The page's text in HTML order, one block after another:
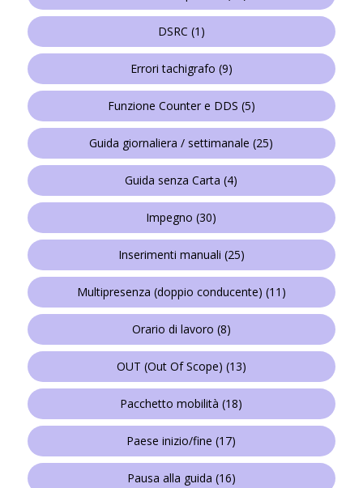
DSRC (1)
Errori tachigrafo (9)
Funzione Counter e DDS (5)
Guida giornaliera / settimanale (25)
Guida senza Carta (4)
Impegno (30)
Inserimenti manuali (25)
Multipresenza (doppio conducente) (11)
Orario di lavoro (8)
OUT (Out Of Scope) (13)
Pacchetto mobilità (18)
Paese inizio/fine (17)
Pausa alla guida (16)